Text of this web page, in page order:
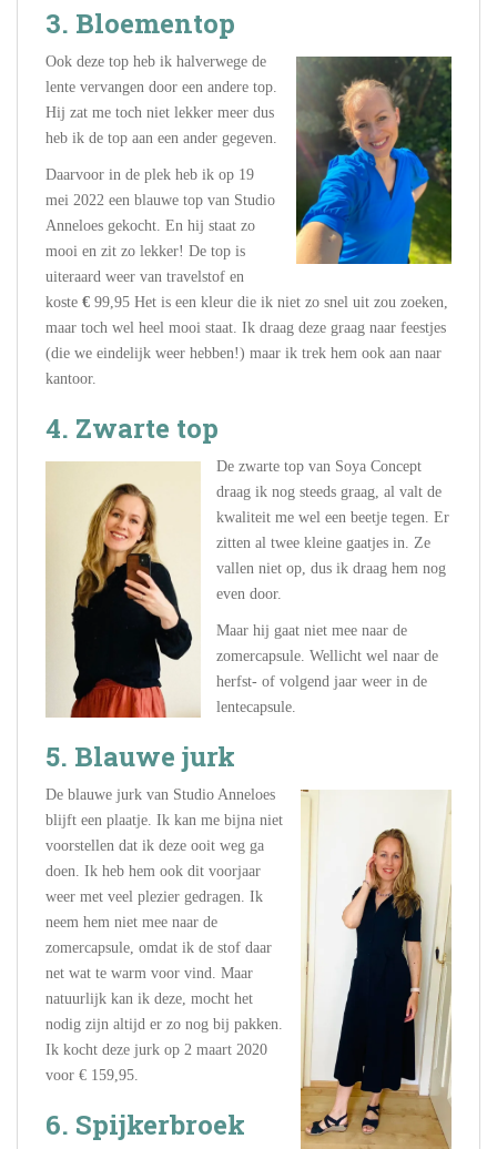
3. Bloementop
Ook deze top heb ik halverwege de
lente vervangen door een andere top.
Hij zat me toch niet lekker meer dus
heb ik de top aan een ander gegeven.
Daarvoor in de plek heb ik op 19
mei 2022 een blauwe top van Studio
Anneloes gekocht. En hij staat zo
mooi en zit zo lekker! De top is
uiteraard weer van travelstof en
koste € 99,95 Het is een kleur die ik niet zo snel uit zou zoeken,
maar toch wel heel mooi staat. Ik draag deze graag naar feestjes
(die we eindelijk weer hebben!) maar ik trek hem ook aan naar
kantoor.
4. Zwarte top
De zwarte top van Soya Concept
draag ik nog steeds graag, al valt de
kwaliteit me wel een beetje tegen. Er
zitten al twee kleine gaatjes in. Ze
vallen niet op, dus ik draag hem nog
even door.
Maar hij gaat niet mee naar de
zomercapsule. Wellicht wel naar de
herfst- of volgend jaar weer in de
lentecapsule.
5. Blauwe jurk
De blauwe jurk van Studio Anneloes
blijft een plaatje. Ik kan me bijna niet
voorstellen dat ik deze ooit weg ga
doen. Ik heb hem ook dit voorjaar
weer met veel plezier gedragen. Ik
neem hem niet mee naar de
zomercapsule, omdat ik de stof daar
net wat te warm voor vind. Maar
natuurlijk kan ik deze, mocht het
nodig zijn altijd er zo nog bij pakken.
Ik kocht deze jurk op 2 maart 2020
voor € 159,95.
6. Spijkerbroek